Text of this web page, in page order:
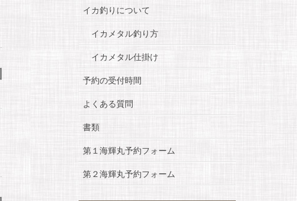
イカ釣りについて
イカメタル釣り方
イカメタル仕掛け
予約の受付時間
よくある質問
書類
第１海輝丸予約フォーム
第２海輝丸予約フォーム